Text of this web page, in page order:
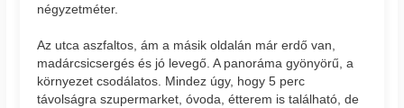
négyzetméter.
Az utca aszfaltos, ám a másik oldalán már erdő van,
madárcsicsergés és jó levegő. A panoráma gyönyörű, a
környezet csodálatos. Mindez úgy, hogy 5 perc
távolságra szupermarket, óvoda, étterem is található, de